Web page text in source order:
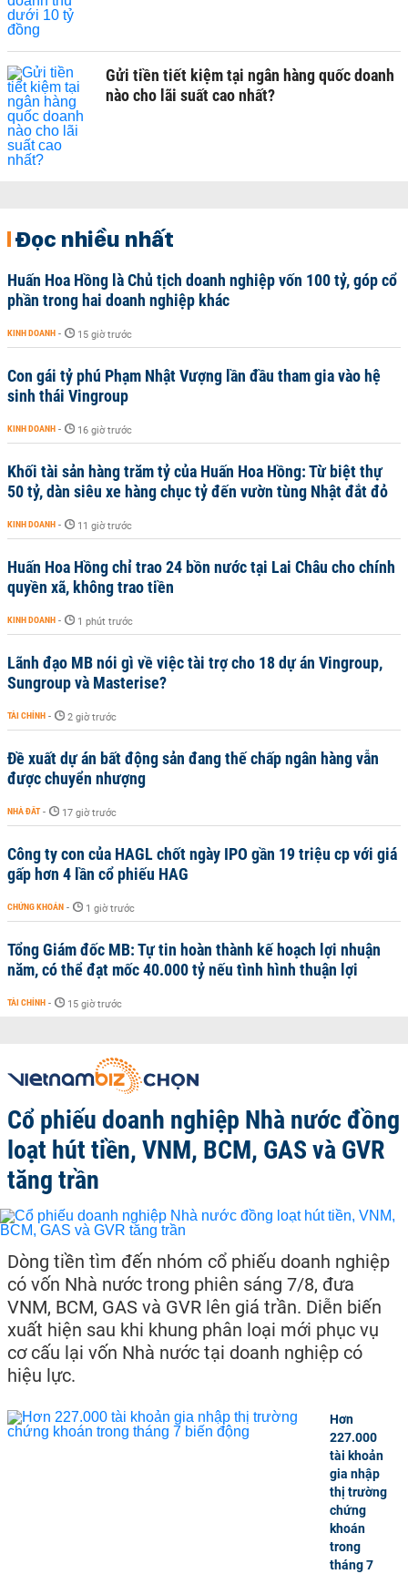
Gửi tiền tiết kiệm tại ngân hàng quốc doanh
nào cho lãi suất cao nhất?
Đọc nhiều nhất
Huấn Hoa Hồng là Chủ tịch doanh nghiệp vốn 100 tỷ, góp cổ
phần trong hai doanh nghiệp khác
KINH DOANH - 15 giờ trước
Con gái tỷ phú Phạm Nhật Vượng lần đầu tham gia vào hệ
sinh thái Vingroup
KINH DOANH - 16 giờ trước
Khối tài sản hàng trăm tỷ của Huấn Hoa Hồng: Từ biệt thự
50 tỷ, dàn siêu xe hàng chục tỷ đến vườn tùng Nhật đắt đỏ
KINH DOANH - 11 giờ trước
Huấn Hoa Hồng chỉ trao 24 bồn nước tại Lai Châu cho chính
quyền xã, không trao tiền
KINH DOANH - 1 phút trước
Lãnh đạo MB nói gì về việc tài trợ cho 18 dự án Vingroup,
Sungroup và Masterise?
TÀI CHÍNH - 2 giờ trước
Đề xuất dự án bất động sản đang thế chấp ngân hàng vẫn
được chuyển nhượng
NHÀ ĐẤT - 17 giờ trước
Công ty con của HAGL chốt ngày IPO gần 19 triệu cp với giá
gấp hơn 4 lần cổ phiếu HAG
CHỨNG KHOÁN - 1 giờ trước
Tổng Giám đốc MB: Tự tin hoàn thành kế hoạch lợi nhuận
năm, có thể đạt mốc 40.000 tỷ nếu tình hình thuận lợi
TÀI CHÍNH - 15 giờ trước
Cổ phiếu doanh nghiệp Nhà nước đồng
loạt hút tiền, VNM, BCM, GAS và GVR
tăng trần
Dòng tiền tìm đến nhóm cổ phiếu doanh nghiệp
có vốn Nhà nước trong phiên sáng 7/8, đưa
VNM, BCM, GAS và GVR lên giá trần. Diễn biến
xuất hiện sau khi khung phân loại mới phục vụ
cơ cấu lại vốn Nhà nước tại doanh nghiệp có
hiệu lực.
Hơn
227.000
tài khoản
gia nhập
thị trường
chứng
khoán
trong
tháng 7